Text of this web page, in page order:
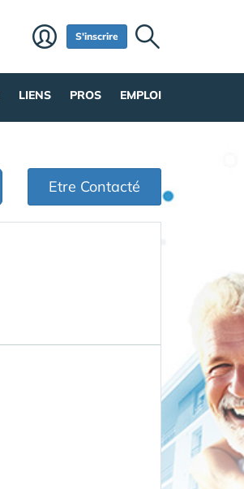
S'inscrire
LIENS PROS EMPLOI
Etre Contacté